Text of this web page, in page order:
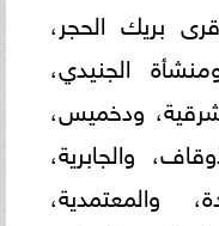
بريك الحجر،
الجنيدي،
ودخميس،
والجابرية،
والمعتمدية،